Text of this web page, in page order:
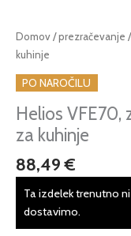
Domov/prezračevanje
kuhinje
PO NAROČILU
Helios
za kuhinje
88,49€
Ta izdelek trenutno
dostavimo.
Helios
VFE70,
zajemna
komora
z
filtrom
za
kuhinje
količina